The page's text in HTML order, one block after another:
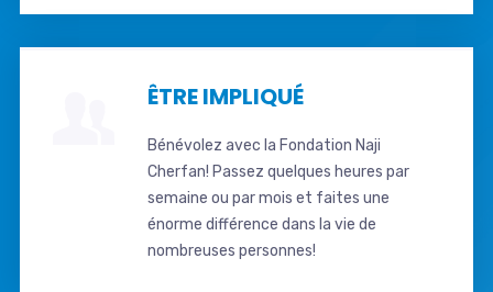
ÊTRE IMPLIQUÉ
Bénévolez avec la Fondation Naji
Cherfan! Passez quelques heures par
semaine ou par mois et faites une
énorme différence dans la vie de
nombreuses personnes!